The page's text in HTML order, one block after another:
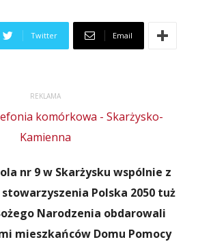
Twitter Email
REKLAMA
nr 9 w Skarżysku wspólnie z
Polska 2050 tuż
Narodzenia obdarowali
mieszkańców Domu Pomocy